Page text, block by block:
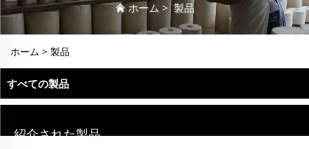
ホーム >製品
ホーム > 製品
すべての製品
紹介された製品